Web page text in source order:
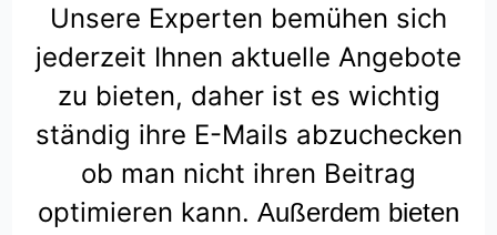
Unsere Experten bemühen sich
jederzeit Ihnen aktuelle Angebote
zu bieten, daher ist es wichtig
ständig ihre E-Mails abzuchecken
ob man nicht ihren Beitrag
optimieren kann. Außerdem bieten